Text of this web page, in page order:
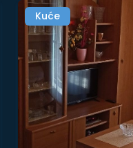
Kuće